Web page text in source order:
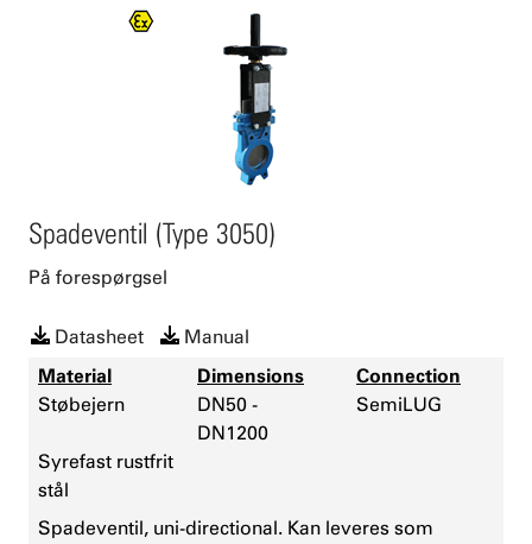
Spadeventil (Type 3050)
På forespørgsel
Datasheet
Manual
Material
Støbejern
Syrefast rustfrit
stål
Dimensions
DN50 -
DN1200
Connection
SemiLUG
Spadeventil, uni-directional. Kan leveres som